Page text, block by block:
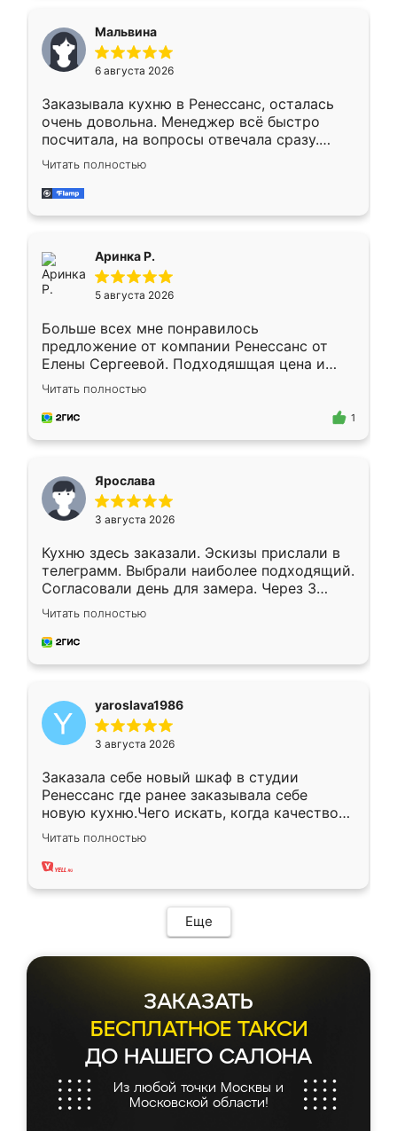
меньше, здесь же он более разнообразный.
Мне нравится ,если что-то потребуется из
мебели буду заказывать только здесь.
Мальвина
6 августа 2026
Заказывала кухню в Ренессанс, осталась
очень довольна. Менеджер всё быстро
посчитала, на вопросы отвечала сразу.
Замерщик приехал в субботу, подошёл к
делу со всей ответственностью. Собрали
за день, ребята работали аккуратно, даже
Читать полностью
Аринка Р.
5 августа 2026
Больше всех мне понравилось
предложение от компании Ренессанс от
Елены Сергеевой. Подходяшщая цена и
короткие сроки изготовления. Приехавший
для замера сотрудник Владислав
предложил по моему эскизу самый
Читать полностью
1
Ярослава
3 августа 2026
Кухню здесь заказали. Эскизы прислали в
телеграмм. Выбрали наиболее подходящий.
Согласовали день для замера. Через 3
недели кухня была уже готова. Остались
довольны работой. Спасибо Ренессанс
мебель за качественную работу!
Читать полностью
yaroslava1986
3 августа 2026
Заказала себе новый шкаф в студии
Ренессанс где ранее заказывала себе
новую кухню.Чего искать, когда качеством
вполне довольна. Служит кухня уже почти
два года, нареканий нет.
Читать полностью
Еще
ЗАКАЗАТЬ
БЕСПЛАТНОЕ ТАКСИ
ДО НАШЕГО САЛОНА
Из любой точки Москвы и
Московской области!